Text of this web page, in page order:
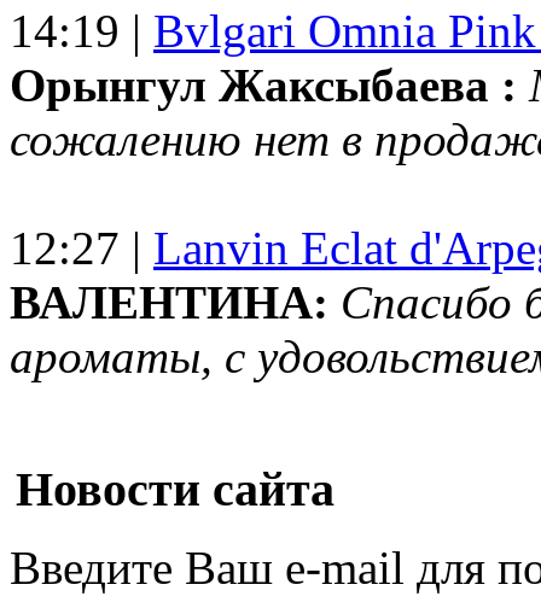
14:19 | Bvlgari Omnia
Орынгул Жаксыбаева :
сожалению нет в
12:27 | Lanvin Eclat
ВАЛЕНТИНА: Спасибо
ароматы, с
Новости сайта
Введите Ваш e-mail для